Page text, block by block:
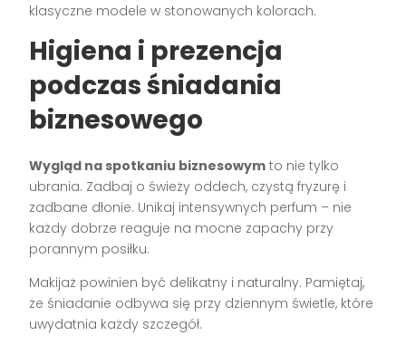
klasyczne modele w stonowanych kolorach.
Higiena i prezencja
podczas śniadania
biznesowego
Wygląd na spotkaniu biznesowym to nie tylko
ubrania. Zadbaj o świeży oddech, czystą fryzurę i
zadbane dłonie. Unikaj intensywnych perfum – nie
każdy dobrze reaguje na mocne zapachy przy
porannym posiłku.
Makijaż powinien być delikatny i naturalny. Pamiętaj,
że śniadanie odbywa się przy dziennym świetle, które
uwydatnia każdy szczegół.